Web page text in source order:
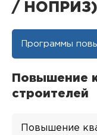
/ НОПРИЗ)
Программы
Повышение
строителей
Повышение